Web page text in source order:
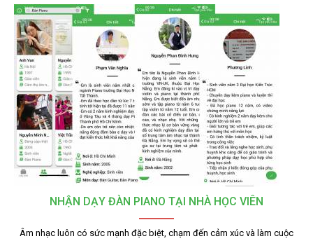
NHẬN DẠY ĐÀN PIANO TẠI NHÀ HỌC VIÊN
Âm nhạc luôn có sức mạnh đặc biệt, chạm đến cảm xúc và làm cuộc